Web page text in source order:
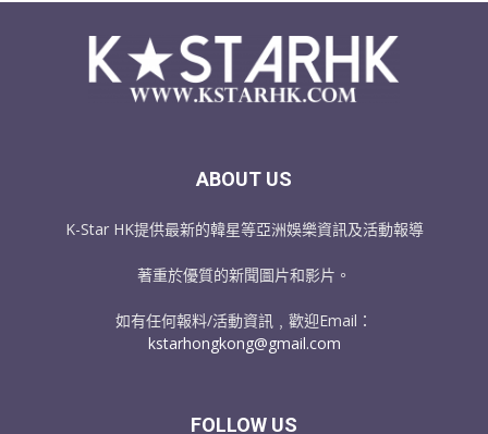
ABOUT US
K-Star HK提供最新的韓星等亞洲娛樂資訊及活動報導
著重於優質的新聞圖片和影片。
如有任何報料/活動資訊﹐歡迎Email：
kstarhongkong@gmail.com
FOLLOW US